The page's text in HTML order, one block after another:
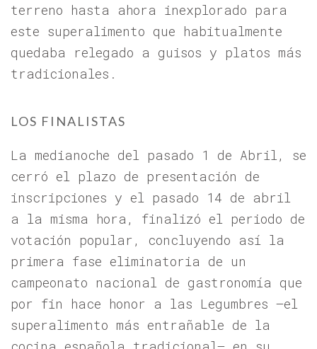
terreno hasta ahora inexplorado para
este superalimento que habitualmente
quedaba relegado a guisos y platos más
tradicionales.
LOS FINALISTAS
La medianoche del pasado 1 de Abril, se
cerró el plazo de presentación de
inscripciones y el pasado 14 de abril
a la misma hora, finalizó el periodo de
votación popular, concluyendo así la
primera fase eliminatoria de un
campeonato nacional de gastronomía que
por fin hace honor a las Legumbres –el
superalimento más entrañable de la